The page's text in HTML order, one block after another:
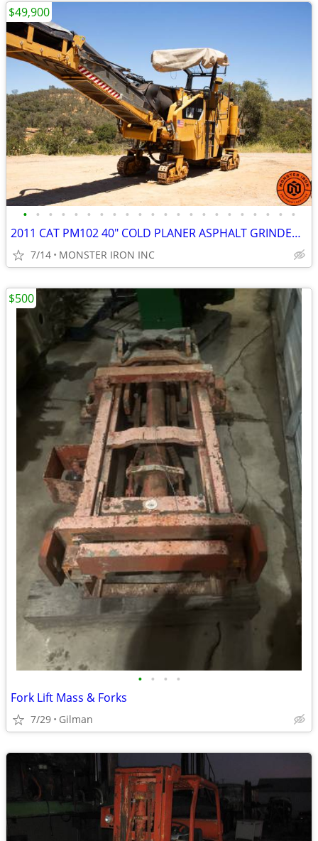
• • • • • • • • • • • • • • • • • • • • • •
2011 CAT PM102 40" COLD PLANER ASPHALT GRINDER 2000HRS
7/14 MONSTER IRON INC
$49,900
• • • •
Fork Lift Mass & Forks
7/29 Gilman
$500